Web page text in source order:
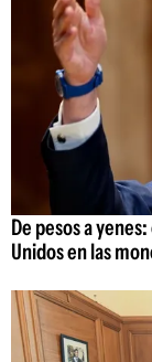
De pesos a
Unidos en las